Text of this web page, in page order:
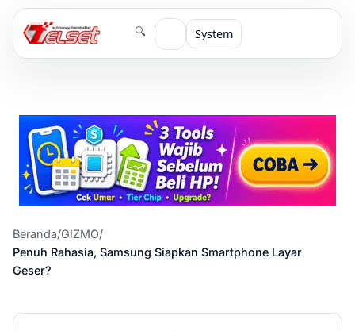
🔍 System
Beranda/GIZMO/
Penuh Rahasia, Samsung Siapkan Smartphone Layar
Geser?